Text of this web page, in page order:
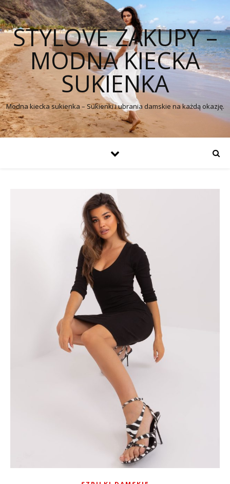
STYLOVE ZAKUPY –
MODNA KIECKA
SUKIENKA
Modna kiecka sukienka – Sukienki i ubrania damskie na każdą okazję.